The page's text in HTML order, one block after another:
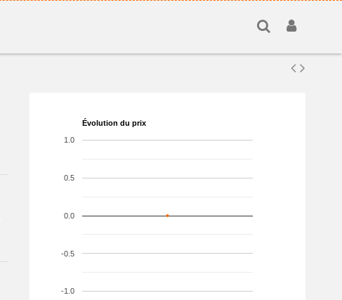
Évolution du prix
-1.0
-0.5
0.0
0.5
1.0